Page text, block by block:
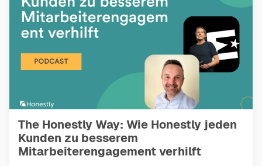
The Honestly Way: Wie Honestly jeden
Kunden zu besserem
Mitarbeiterengagement verhilft